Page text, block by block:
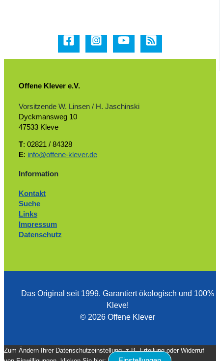
Offene Klever e.V.
Vorsitzende W. Linsen / H. Jaschinski
Dyckmansweg 10
47533 Kleve
T: 02821 / 84328
E: info@offene-klever.de
Information
Kontakt
Suche
Links
Impressum
Datenschutz
Das Original seit 1999. ­Garantiert ökologisch und 100%
Kleve!
© 2026 Offene Klever
Zum Ändern Ihrer Datenschutzeinstellung, z.B. Erteilung oder Widerruf